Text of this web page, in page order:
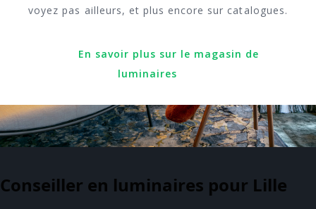
voyez pas ailleurs, et plus encore sur catalogues.
En savoir plus sur le magasin de
luminaires
Conseiller en luminaires pour Lille